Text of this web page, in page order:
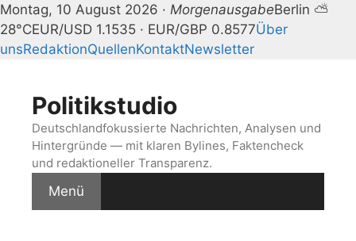
Montag, 10 August 2026 · MorgenausgabeBerlin ⛅
28°CEUR/USD 1.1535 · EUR/GBP 0.8577Über
unsRedaktionQuellenKontaktNewsletter
springenPolitikstudio
Deutschlandfokussierte Nachrichten, Analysen und
Hintergründe — mit klaren Bylines, Faktencheck
und redaktioneller Transparenz.
Menü